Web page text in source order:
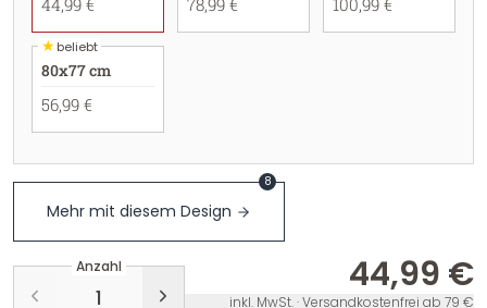
44,99 € 78,99 €
100,99 €
★beliebt
80x77 cm
56,99 €
Mehr mit diesem Design
8
Anzahl 44,99 €
inkl. MwSt. · Versandkostenfrei ab 79 €